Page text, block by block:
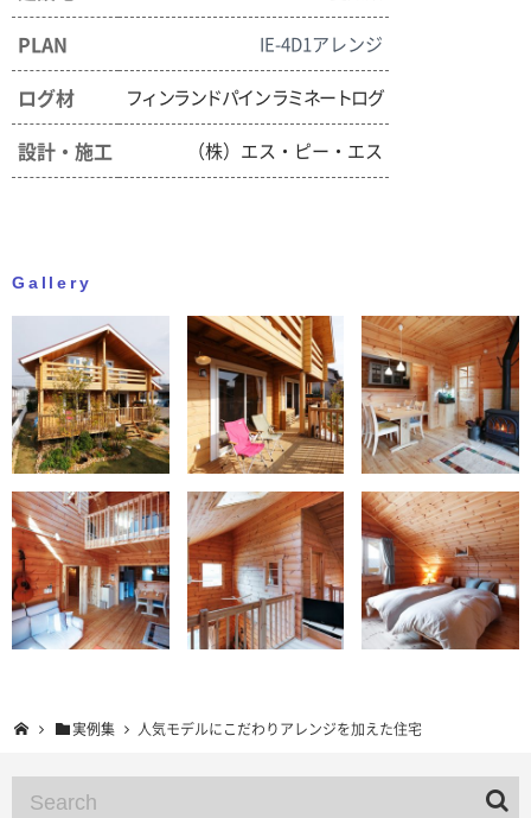
PLAN IE-4D1アレンジ
ログ材 フィンランドパイン ラミネートログ
設計・施工 （株）エス・ピー・エス
Gallery
実例集 人気モデルにこだわりアレンジを加えた住宅